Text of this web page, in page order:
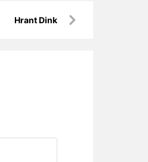
Hrant Dink